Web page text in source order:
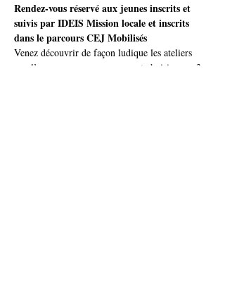
Rendez-vous réservé aux jeunes inscrits et
suivis par IDEIS Mission locale et inscrits
dans le parcours CEJ Mobilisés
Venez découvrir de façon ludique les ateliers
que l’on pourra vous proposer et choisisez en 3